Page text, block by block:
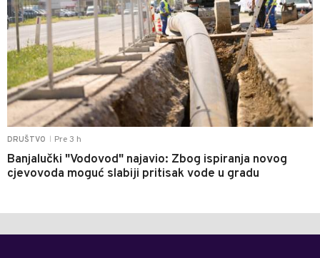
DRUŠTVO Pre 3 h
Banjalučki "Vodovod" najavio: Zbog ispiranja novog
cjevovoda moguć slabiji pritisak vode u gradu